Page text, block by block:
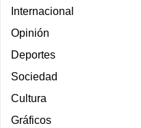
Internacional
Opinión
Deportes
Sociedad
Cultura
Gráficos